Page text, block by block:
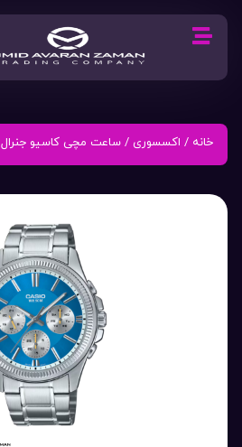
خانه / اکسسوری / ساعت مچی کاسیو جنرال MTP-1375D-2A2VDF